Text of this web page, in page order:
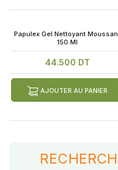
Papulex Gel Nettoyant
150 Ml
44.500 DT
AJOUTER AU PANIER